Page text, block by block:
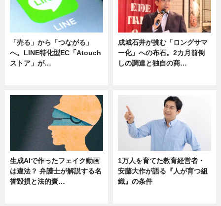
「売る」から「つながる」
へ。LINE特化型EC「Atouch
ストア」が…
成城石井が挑む「ロングサマ
ー化」への布石。2カ月前倒
しの調達と独自の商…
生成AIで作ったフェイク動画
は違法？ 弁護士が解説する名
誉毀損と法的責…
1万人を育てた教育経営者・
安藤大作が語る『人が育つ組
織』の条件